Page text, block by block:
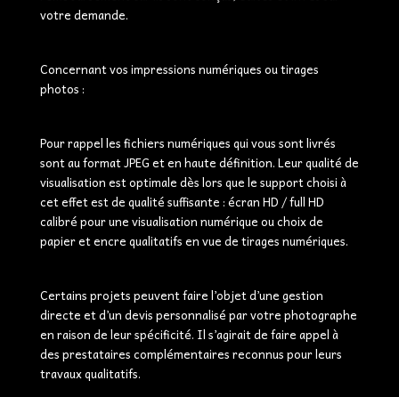
votre demande.
Concernant vos impressions numériques ou tirages
photos :
Pour rappel les fichiers numériques qui vous sont livrés
sont au format JPEG et en haute définition. Leur qualité de
visualisation est optimale dès lors que le support choisi à
cet effet est de qualité suffisante : écran HD / full HD
calibré pour une visualisation numérique ou choix de
papier et encre qualitatifs en vue de tirages numériques.
Certains projets peuvent faire l’objet d’une gestion
directe et d’un devis personnalisé par votre photographe
en raison de leur spécificité. Il s’agirait de faire appel à
des prestataires complémentaires reconnus pour leurs
travaux qualitatifs.